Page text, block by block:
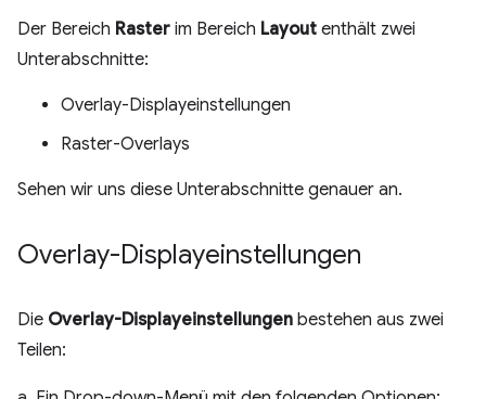
Der Bereich Raster im Bereich Layout enthält zwei
Unterabschnitte:
Overlay-Displayeinstellungen
Raster-Overlays
Sehen wir uns diese Unterabschnitte genauer an.
Overlay-Displayeinstellungen
Die Overlay-Displayeinstellungen bestehen aus zwei
Teilen: